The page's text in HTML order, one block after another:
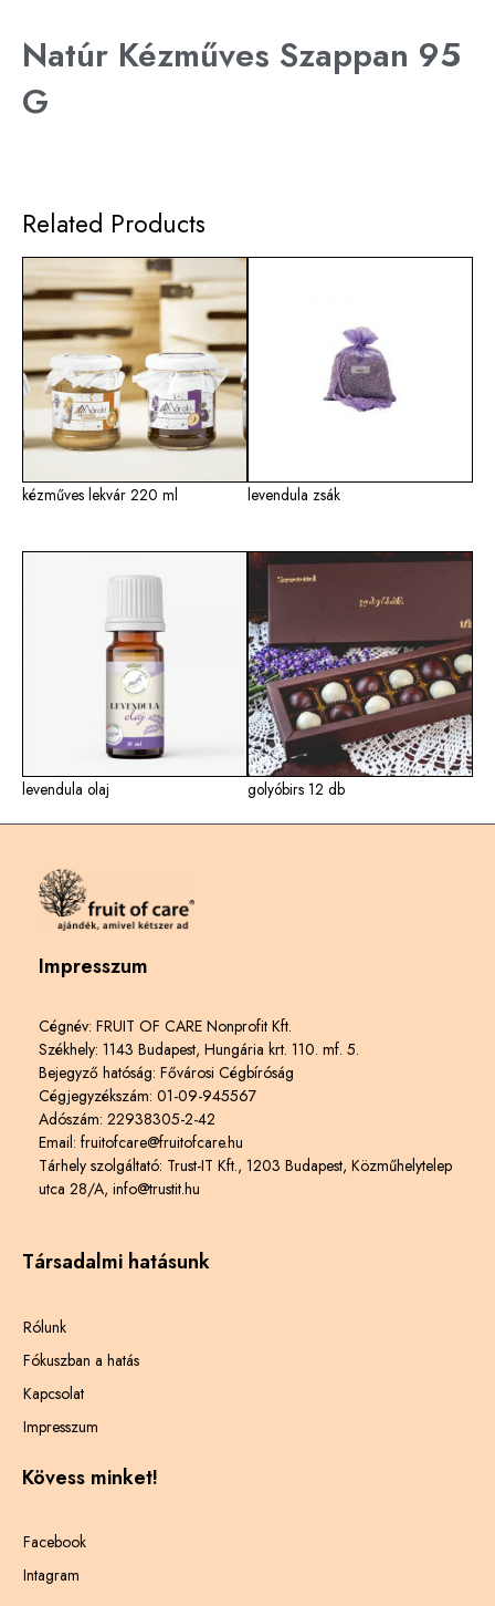
Natúr Kézműves Szappan 95
G
Related Products
kézműves lekvár 220 ml levendula zsák
levendula olaj golyóbirs 12 db
Impresszum
Cégnév: FRUIT OF CARE Nonprofit Kft.
Székhely: 1143 Budapest, Hungária krt. 110. mf. 5.
Bejegyző hatóság: Fővárosi Cégbíróság
Cégjegyzékszám: 01-09-945567
Adószám: 22938305-2-42
Email: fruitofcare@fruitofcare.hu
Tárhely szolgáltató: Trust-IT Kft., 1203 Budapest, Közműhelytelep
utca 28/A, info@trustit.hu
Társadalmi hatásunk
Rólunk
Fókuszban a hatás
Kapcsolat
Impresszum
Kövess minket!
Facebook
Intagram